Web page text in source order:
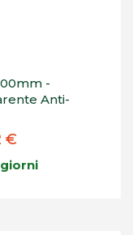
-
Anti-
€